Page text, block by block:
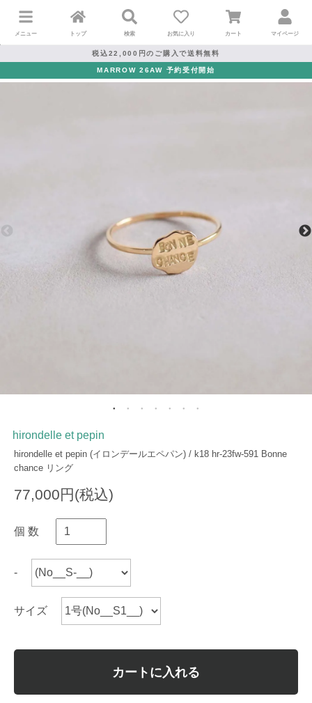
メニュー トップ 検索 お気に入り カート マイページ
税込22,000円のご購入で送料無料
MARROW 26AW 予約受付開始
hirondelle et pepin
hirondelle et pepin (イロンデールエペパン) / k18 hr-23fw-591 Bonne
chance リング
77,000円(税込)
個 数
-
サイズ
カートに入れる